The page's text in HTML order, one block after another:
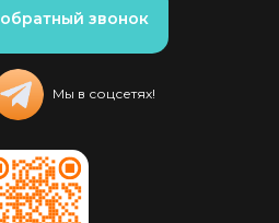
звонок
Мы в соцсетях!